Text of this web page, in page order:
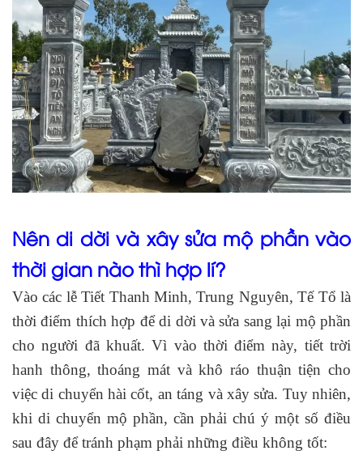
Nên di dời và xây sửa mộ phần vào
thời gian nào thì hợp lí?
Vào các lễ Tiết Thanh Minh, Trung Nguyên, Tế Tổ là
thời điểm thích hợp để di dời và sửa sang lại mộ phần
cho người đã khuất. Vì vào thời điểm này, tiết trời
hanh thông, thoáng mát và khô ráo thuận tiện cho
việc di chuyển hài cốt, an táng và xây sửa. Tuy nhiên,
khi di chuyển mộ phần, cần phải chú ý một số điều
sau đây để tránh phạm phải những điều không tốt: